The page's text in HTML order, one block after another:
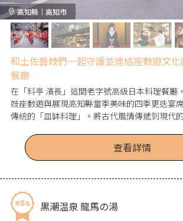
高知縣｜高知市
和土佐藝妓們一起守護並連結座敷遊文
餐廳
在「料亭 濱長」這間老字號高級日本料理餐廳
妓座敷遊與展現高知縣當季美味的四季更迭宴
傳統的「皿缽料理」。將古代風情傳遞到現代
遊戲。推薦給想要留下熱鬧旅行回憶的人前來
外的「濱長花神樂」的"夜來鳴子舞"。店內有讓
廂，無論是一個人或團體都很適合在觀光時前
查看詳情
黒潮温泉 龍馬の湯